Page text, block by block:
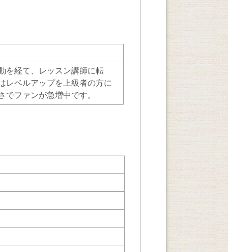
を経て、レッスン講師に転
レベルアップを上級者の方に
ファンが急増中です。